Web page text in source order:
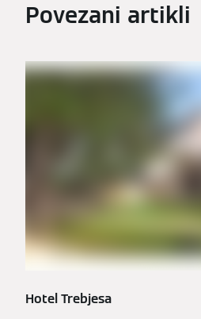
Povezani artikli
Hotel Trebjesa